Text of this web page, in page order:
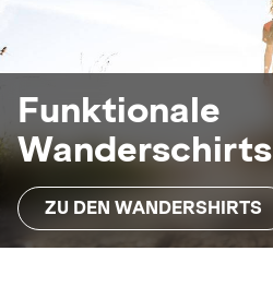
Funktionale
Wanderschirts
ZU DEN WANDERSHIRTS